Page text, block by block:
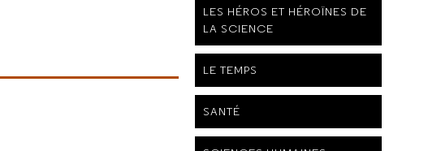
LES HÉROS ET HÉROÏNES DE
LA SCIENCE
LE TEMPS
SANTÉ